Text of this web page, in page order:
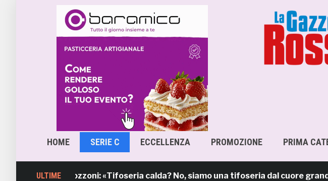
HOME SERIE C ECCELLENZA PROMOZIONE PRIMA
ULTIME
sindaco Mozzoni: «Tifoseria calda? No, siamo una tifoseria dal cuore grande»